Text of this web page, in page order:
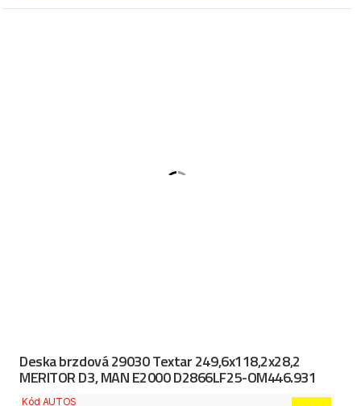
Deska brzdová 29030 Textar 249,6x118,2x28,2
MERITOR D3, MAN E2000 D2866LF25-OM446.931
Kód AUTOS